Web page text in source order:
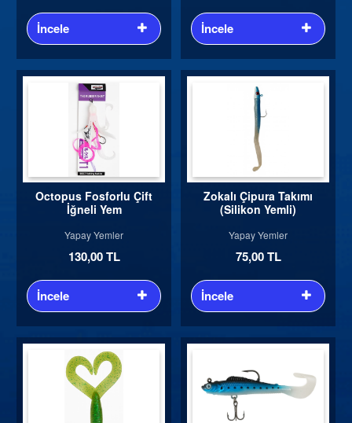
İncele İncele
Octopus Fosforlu Çift
İğneli Yem
Yapay Yemler
130,00 TL
İncele
Zokalı Çipura Takımı
(Silikon Yemli)
Yapay Yemler
75,00 TL
İncele